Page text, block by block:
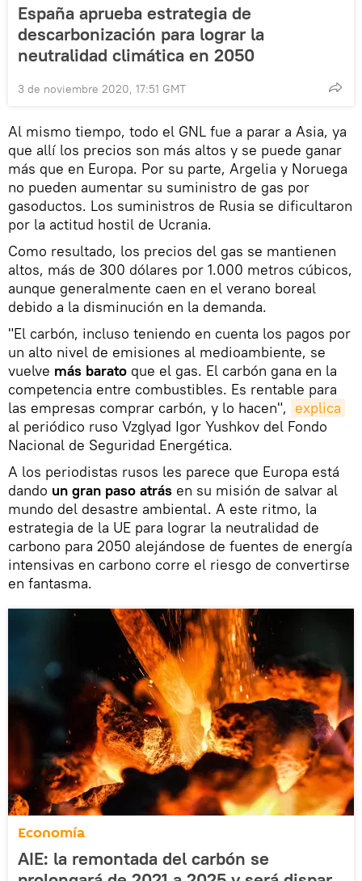
España aprueba estrategia de
descarbonización para lograr la
neutralidad climática en 2050
3 de noviembre 2020, 17:51 GMT
Al mismo tiempo, todo el GNL fue a parar a Asia, ya
que allí los precios son más altos y se puede ganar
más que en Europa. Por su parte, Argelia y Noruega
no pueden aumentar su suministro de gas por
gasoductos. Los suministros de Rusia se dificultaron
por la actitud hostil de Ucrania.
Como resultado, los precios del gas se mantienen
altos, más de 300 dólares por 1.000 metros cúbicos,
aunque generalmente caen en el verano boreal
debido a la disminución en la demanda.
"El carbón, incluso teniendo en cuenta los pagos por
un alto nivel de emisiones al medioambiente, se
vuelve más barato que el gas. El carbón gana en la
competencia entre combustibles. Es rentable para
las empresas comprar carbón, y lo hacen", explica
al periódico ruso Vzglyad Igor Yushkov del Fondo
Nacional de Seguridad Energética.
A los periodistas rusos les parece que Europa está
dando un gran paso atrás en su misión de salvar al
mundo del desastre ambiental. A este ritmo, la
estrategia de la UE para lograr la neutralidad de
carbono para 2050 alejándose de fuentes de energía
intensivas en carbono corre el riesgo de convertirse
en fantasma.
Economía
AIE: la remontada del carbón se